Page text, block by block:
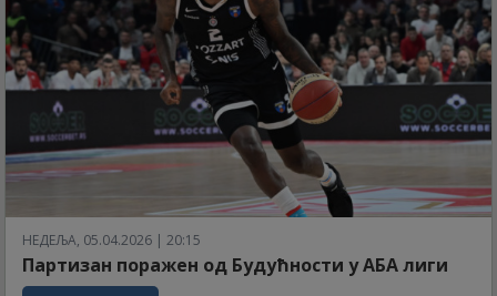
НЕДЕЉА, 05.04.2026 | 20:15
Партизан поражен од Будућности у АБА лиги